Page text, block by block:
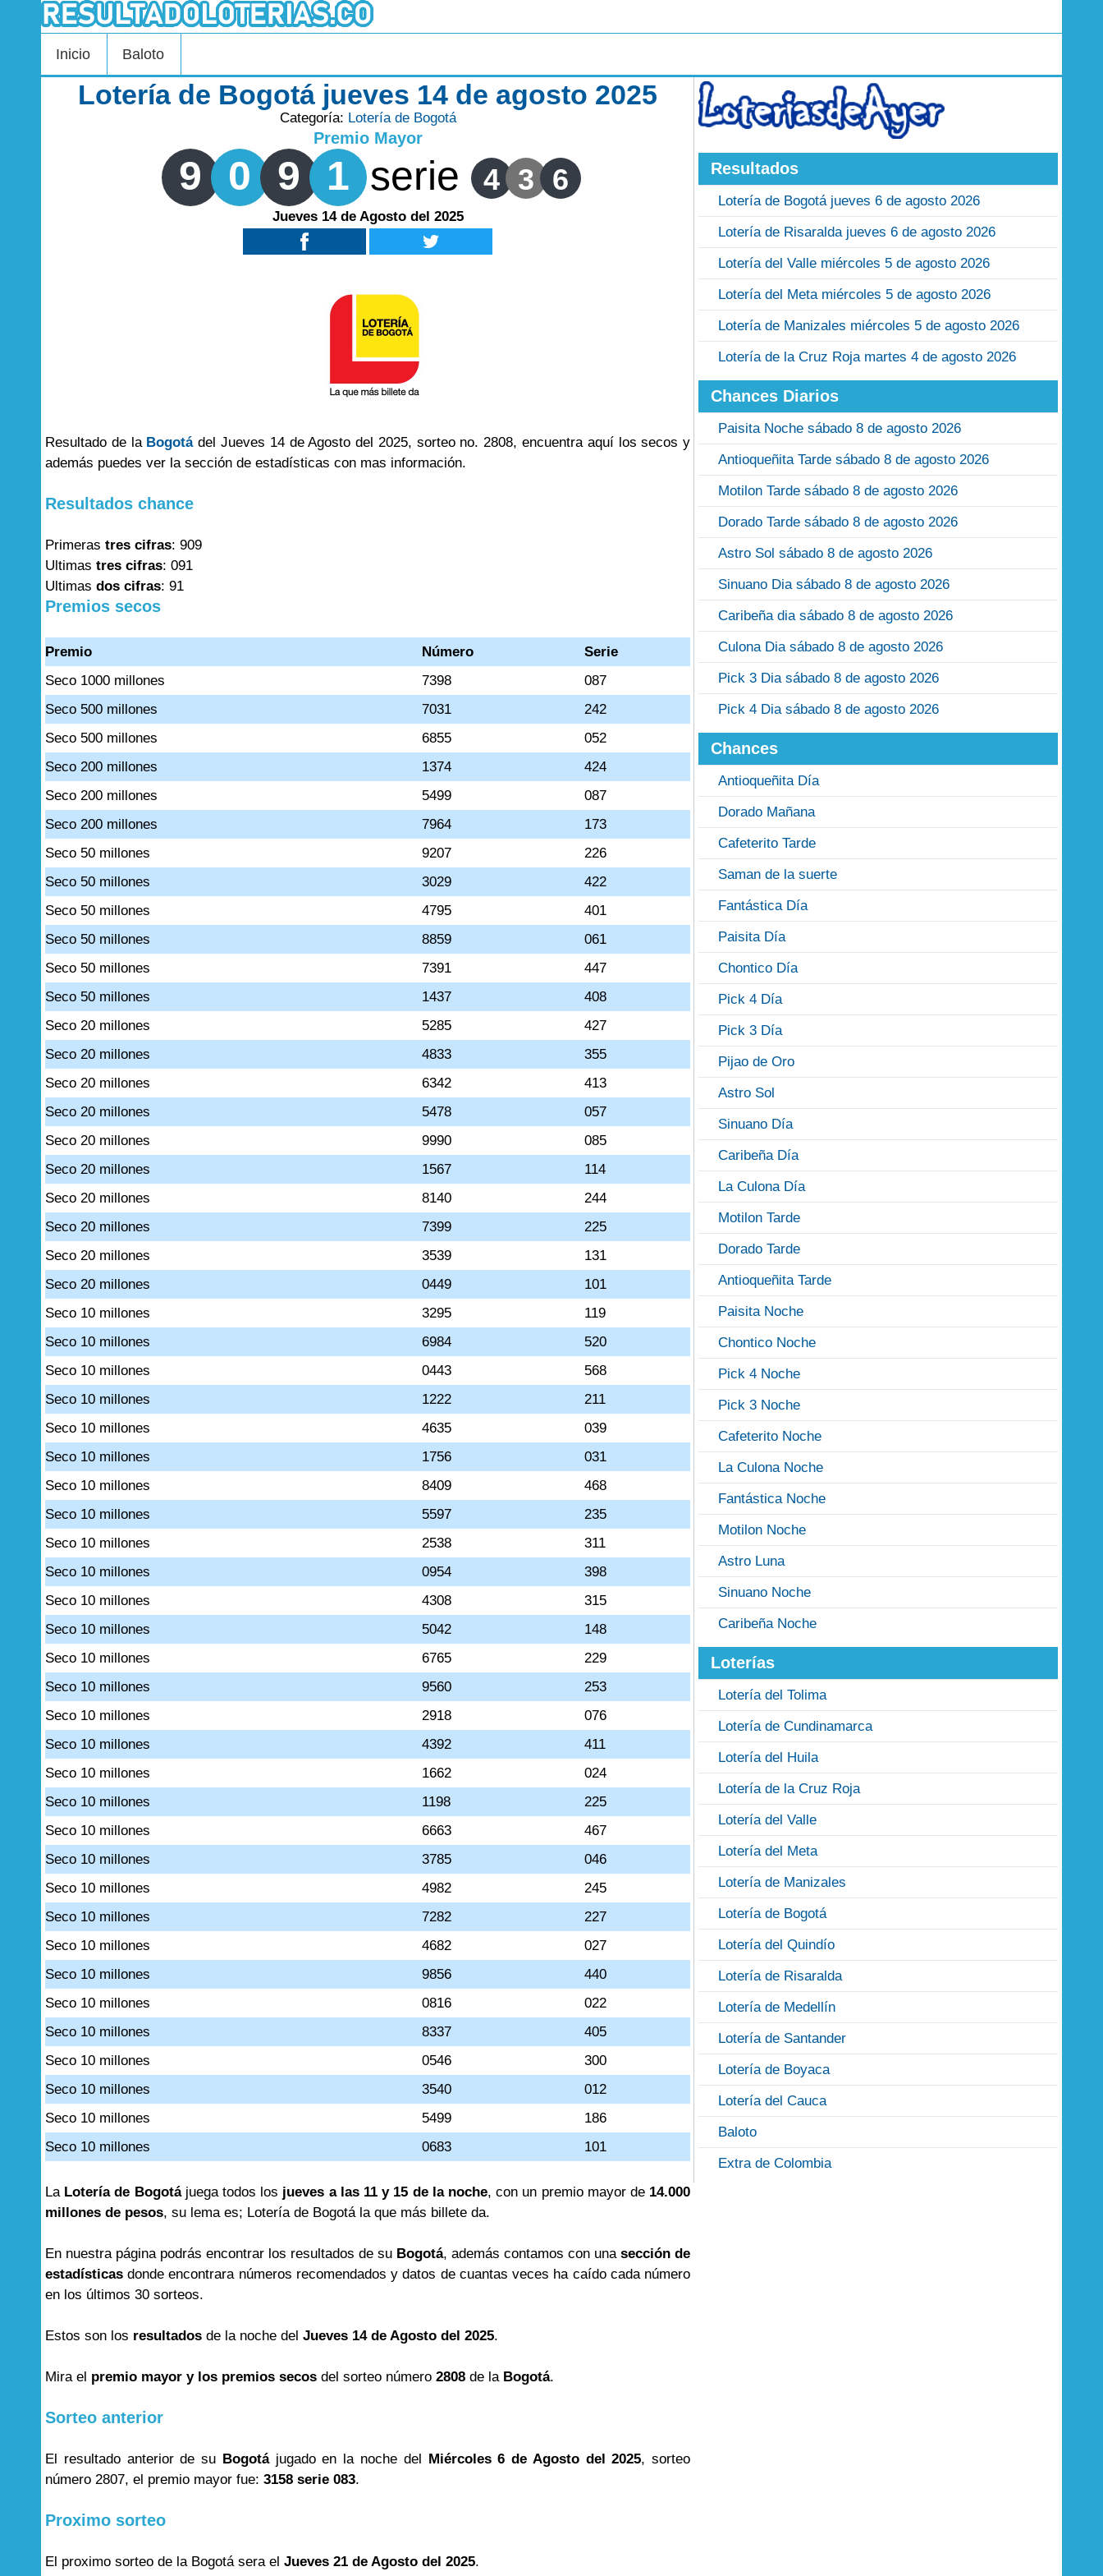
Inicio Baloto
Lotería de Bogotá jueves 14 de agosto 2025
Categoría: Lotería de Bogotá
Premio Mayor
9 0 9 1 serie 4 3 6
Jueves 14 de Agosto del 2025
Resultado de la Bogotádel Jueves 14 de Agosto del 2025, sorteo no. 2808, encuentra aquí los secos y
además puedes ver la sección de estadísticas con mas información.
Resultados chance
Primeras tres cifras: 909
Ultimas tres cifras: 091
Ultimas dos cifras: 91
Premios secos
Premio Número
Serie
Seco 1000 millones
7398
087
Seco 500 millones
7031
242
Seco 500 millones
6855
052
Seco 200 millones
1374
424
Seco 200 millones
5499
087
Seco 200 millones
7964
173
Seco 50 millones
9207
226
Seco 50 millones
3029
422
Seco 50 millones
4795
401
Seco 50 millones
8859
061
Seco 50 millones
7391
447
Seco 50 millones
1437
408
Seco 20 millones
5285
427
Seco 20 millones
4833
355
Seco 20 millones
6342
413
Seco 20 millones
5478
057
Seco 20 millones
9990
085
Seco 20 millones
1567
114
Seco 20 millones
8140
244
Seco 20 millones
7399
225
Seco 20 millones
3539
131
Seco 20 millones
0449
101
Seco 10 millones
3295
119
Seco 10 millones
6984
520
Seco 10 millones
0443
568
Seco 10 millones
1222
211
Seco 10 millones
4635
039
Seco 10 millones
1756
031
Seco 10 millones
8409
468
Seco 10 millones
5597
235
Seco 10 millones
2538
311
Seco 10 millones
0954
398
Seco 10 millones
4308
315
Seco 10 millones
5042
148
Seco 10 millones
6765
229
Seco 10 millones
9560
253
Seco 10 millones
2918
076
Seco 10 millones
4392
411
Seco 10 millones
1662
024
Seco 10 millones
1198
225
Seco 10 millones
6663
467
Seco 10 millones
3785
046
Seco 10 millones
4982
245
Seco 10 millones
7282
227
Seco 10 millones
4682
027
Seco 10 millones
9856
440
Seco 10 millones
0816
022
Seco 10 millones
8337
405
Seco 10 millones
0546
300
Seco 10 millones
3540
012
Seco 10 millones
5499
186
Seco 10 millones
0683 101
La Lotería de Bogotájuega todos los jueves a las 11 y 15 de la noche, con un premio mayor de 14.000
millones de pesos, su lema es; Lotería de Bogotá la que más billete da.
En nuestra página podrás encontrar los resultados de su Bogotá, además contamos con unasección de
estadísticas donde encontrara números recomendados y datos de cuantas veces ha caído cada número
en los últimos 30 sorteos.
Estos son los resultados de la noche del Jueves 14 de Agosto del 2025.
Mira el premio mayor y los premios secos del sorteo número 2808 de la Bogotá.
Sorteo anterior
El resultado anterior de su Bogotájugado en la noche del Miércoles 6 de Agosto del 2025, sorteo
número 2807, el premio mayor fue: 3158 serie 083.
Proximo sorteo
El proximo sorteo de la Bogotá sera el Jueves 21 de Agosto del 2025.
Resultados
Lotería de Bogotá jueves 6 de agosto 2026
Lotería de Risaralda jueves 6 de agosto 2026
Lotería del Valle miércoles 5 de agosto 2026
Lotería del Meta miércoles 5 de agosto 2026
Lotería de Manizales miércoles 5 de agosto 2026
Lotería de la Cruz Roja martes 4 de agosto 2026
Chances Diarios
Paisita Noche sábado 8 de agosto 2026
Antioqueñita Tarde sábado 8 de agosto 2026
Motilon Tarde sábado 8 de agosto 2026
Dorado Tarde sábado 8 de agosto 2026
Astro Sol sábado 8 de agosto 2026
Sinuano Dia sábado 8 de agosto 2026
Caribeña dia sábado 8 de agosto 2026
Culona Dia sábado 8 de agosto 2026
Pick 3 Dia sábado 8 de agosto 2026
Pick 4 Dia sábado 8 de agosto 2026
Chances
Antioqueñita Día
Dorado Mañana
Cafeterito Tarde
Saman de la suerte
Fantástica Día
Paisita Día
Chontico Día
Pick 4 Día
Pick 3 Día
Pijao de Oro
Astro Sol
Sinuano Día
Caribeña Día
La Culona Día
Motilon Tarde
Dorado Tarde
Antioqueñita Tarde
Paisita Noche
Chontico Noche
Pick 4 Noche
Pick 3 Noche
Cafeterito Noche
La Culona Noche
Fantástica Noche
Motilon Noche
Astro Luna
Sinuano Noche
Caribeña Noche
Loterías
Lotería del Tolima
Lotería de Cundinamarca
Lotería del Huila
Lotería de la Cruz Roja
Lotería del Valle
Lotería del Meta
Lotería de Manizales
Lotería de Bogotá
Lotería del Quindío
Lotería de Risaralda
Lotería de Medellín
Lotería de Santander
Lotería de Boyaca
Lotería del Cauca
Baloto
Extra de Colombia